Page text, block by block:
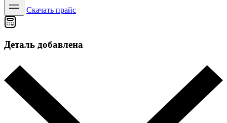
Скачать прайс
Деталь добавлена